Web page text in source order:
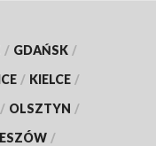
/ GDAŃSK /
/ KIELCE /
/ OLSZTYN /
/